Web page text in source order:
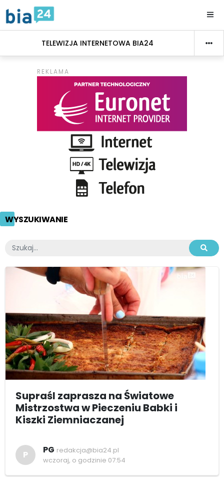
TELEWIZJA INTERNETOWA BIA24
WYSZUKIWANIE
Supraśl zaprasza na Światowe
Mistrzostwa w Pieczeniu Babki i
Kiszki Ziemniaczanej
P PG redakcja@bia24.pl
wczoraj, o godzinie 07:54